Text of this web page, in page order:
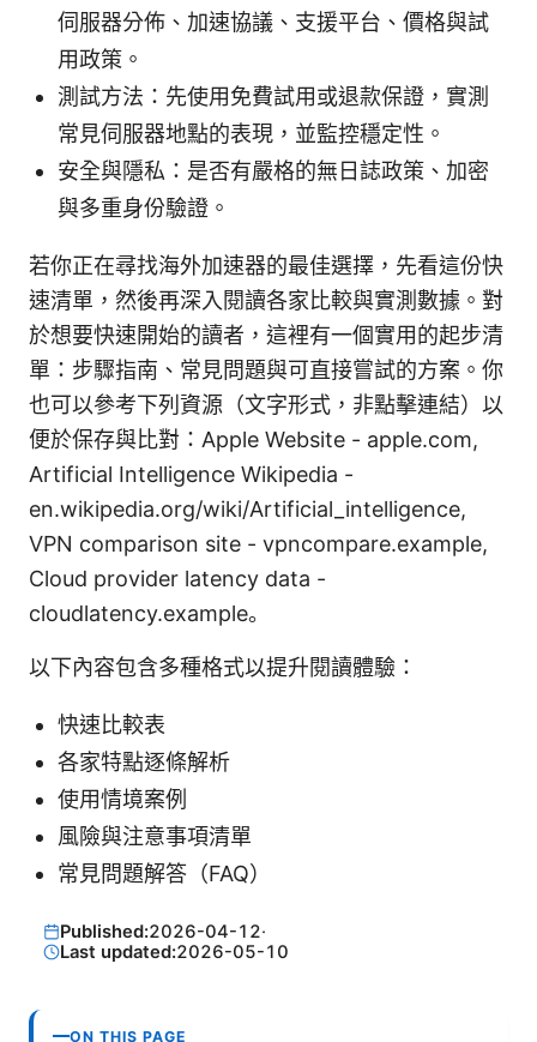
伺服器分佈、加速協議、支援平台、價格與試
用政策。
測試方法：先使用免費試用或退款保證，實測
常見伺服器地點的表現，並監控穩定性。
安全與隱私：是否有嚴格的無日誌政策、加密
與多重身份驗證。
若你正在尋找海外加速器的最佳選擇，先看這份快
速清單，然後再深入閱讀各家比較與實測數據。對
於想要快速開始的讀者，這裡有一個實用的起步清
單：步驟指南、常見問題與可直接嘗試的方案。你
也可以參考下列資源（文字形式，非點擊連結）以
便於保存與比對：Apple Website - apple.com,
Artificial Intelligence Wikipedia -
en.wikipedia.org/wiki/Artificial_intelligence,
VPN comparison site - vpncompare.example,
Cloud provider latency data -
cloudlatency.example。
以下內容包含多種格式以提升閱讀體驗：
快速比較表
各家特點逐條解析
使用情境案例
風險與注意事項清單
常見問題解答（FAQ）
Published:2026-04-12·
Last updated:2026-05-10
ON THIS PAGE